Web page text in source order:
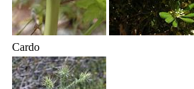
Cardo